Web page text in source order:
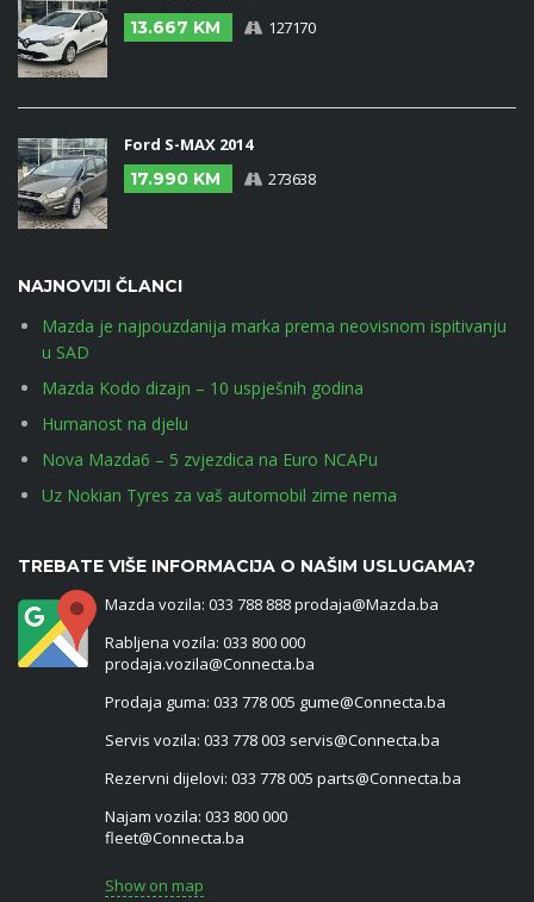
13.667 KM
127170
Ford S-MAX 2014
17.990 KM
273638
NAJNOVIJI ČLANCI
Mazda je najpouzdanija marka prema neovisnom ispitivanju
u SAD
Mazda Kodo dizajn – 10 uspješnih godina
Humanost na djelu
Nova Mazda6 – 5 zvjezdica na Euro NCAPu
Uz Nokian Tyres za vaš automobil zime nema
TREBATE VIŠE INFORMACIJA O NAŠIM USLUGAMA?
Mazda vozila: 033 788 888 prodaja@Mazda.ba
Rabljena vozila: 033 800 000
prodaja.vozila@Connecta.ba
Prodaja guma: 033 778 005 gume@Connecta.ba
Servis vozila: 033 778 003 servis@Connecta.ba
Rezervni dijelovi: 033 778 005 parts@Connecta.ba
Najam vozila: 033 800 000
fleet@Connecta.ba
Show on map